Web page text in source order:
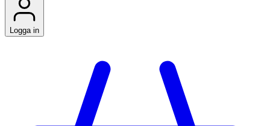
Logga in